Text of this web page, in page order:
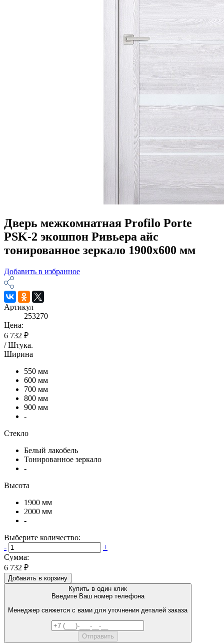
Дверь межкомнатная Profilo Porte
PSK-2 экошпон Ривьера айс
тонированное зеркало 1900х600 мм
Добавить в избранное
Артикул
253270
Цена:
6 732 ₽
/Штука.
Ширина
550 мм
600 мм
700 мм
800 мм
900 мм
-
Стекло
Белый лакобель
Тонированное зеркало
-
Высота
1900 мм
2000 мм
-
Выберите количество:
-
+
Сумма:
6 732 ₽
Добавить в корзину
Купить в один клик
Введите Ваш номер телефона
Менеджер свяжется с вами для уточнения деталей заказа